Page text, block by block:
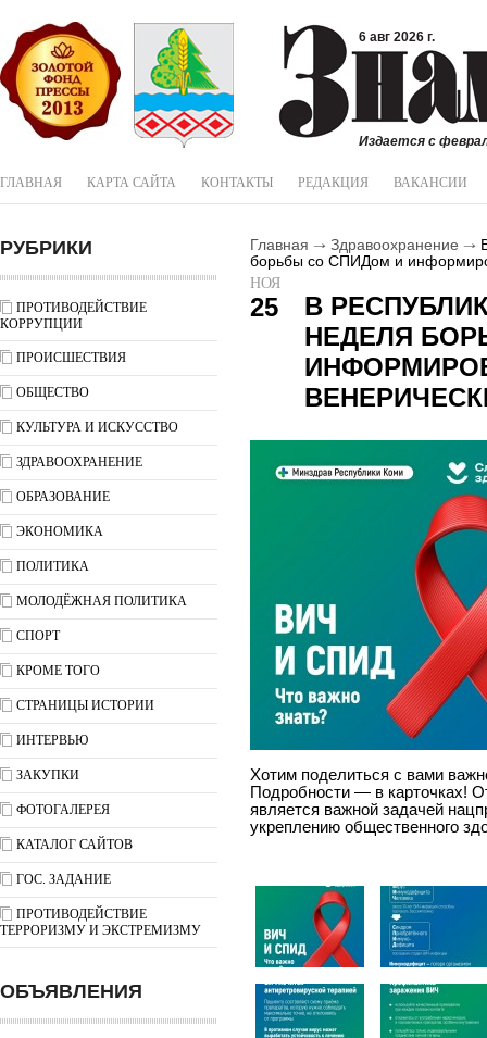
6 авг 2026 г.
Издается с
ГЛАВНАЯ КАРТА САЙТА КОНТАКТЫ РЕДАКЦИЯ ВАКАНСИИ
РУБРИКИ
ПРОТИВОДЕЙСТВИЕ
КОРРУПЦИИ
ПРОИСШЕСТВИЯ
ОБЩЕСТВО
КУЛЬТУРА И ИСКУССТВО
ЗДРАВООХРАНЕНИЕ
ОБРАЗОВАНИЕ
ЭКОНОМИКА
ПОЛИТИКА
МОЛОДЁЖНАЯ ПОЛИТИКА
СПОРТ
КРОМЕ ТОГО
СТРАНИЦЫ ИСТОРИИ
ИНТЕРВЬЮ
ЗАКУПКИ
ФОТОГАЛЕРЕЯ
КАТАЛОГ САЙТОВ
ГОС. ЗАДАНИЕ
ПРОТИВОДЕЙСТВИЕ
ТЕРРОРИЗМУ И ЭКСТРЕМИЗМУ
ОБЪЯВЛЕНИЯ
Главная Здравоохранение
борьбы со СПИДом и
НОЯ
25
В
НЕДЕЛЯ
Хотим поделиться с вами
Подробности — в карточках!
является важной задачей
укреплению общественного